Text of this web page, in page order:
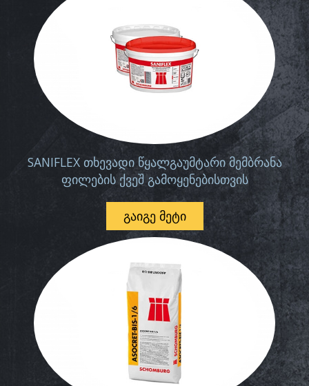
SANIFLEX თხევადი წყალგაუმტარი მემბრანა
ფილების ქვეშ გამოყენებისთვის
ᲒᲐᲘᲒᲔ ᲛᲔᲢᲘ